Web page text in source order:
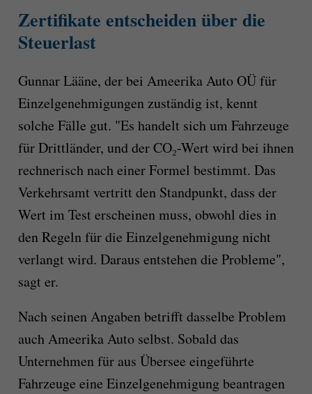
Zertifikate entscheiden über die
Steuerlast
Gunnar Lääne, der bei Ameerika Auto OÜ für
Einzelgenehmigungen zuständig ist, kennt
solche Fälle gut. "Es handelt sich um Fahrzeuge
für Drittländer, und der CO₂-Wert wird bei ihnen
rechnerisch nach einer Formel bestimmt. Das
Verkehrsamt vertritt den Standpunkt, dass der
Wert im Test erscheinen muss, obwohl dies in
den Regeln für die Einzelgenehmigung nicht
verlangt wird. Daraus entstehen die Probleme",
sagt er.
Nach seinen Angaben betrifft dasselbe Problem
auch Ameerika Auto selbst. Sobald das
Unternehmen für aus Übersee eingeführte
Fahrzeuge eine Einzelgenehmigung beantragen